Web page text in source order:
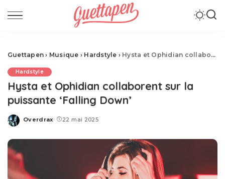
Guettapen › Musique › Hardstyle › Hysta et Ophidian collaborent sur la puissante ‘Falling Down’
Hardstyle
Hysta et Ophidian collaborent sur la
puissante ‘Falling Down’
Posted
Overdrax 22 mai 2025